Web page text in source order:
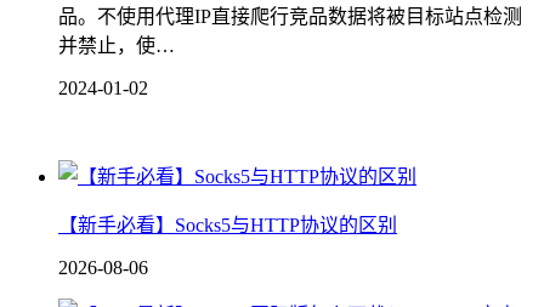
品。不使用代理IP直接爬行竞品数据将被目标站点检测
并禁止，使…
2024-01-02
【新手必看】Socks5与HTTP协议的区别
2026-08-06